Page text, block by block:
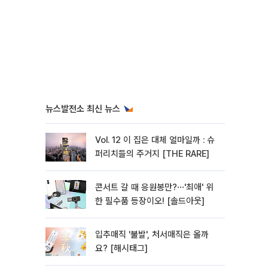
뉴스발전소 최신 뉴스
Vol. 12 이 집은 대체 얼마일까 : 슈
퍼리치들의 주거지 [THE RARE]
콘서트 갈 때 응원봉만?⋯'최애' 위
한 필수품 등장이오! [솔드아웃]
입추매직 '불발', 처서매직은 올까
요? [해시태그]